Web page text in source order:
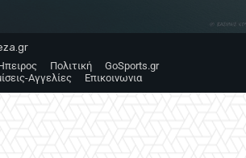
Πολιτική
GoSports.gr
Αγγελίες Επικοινωνια